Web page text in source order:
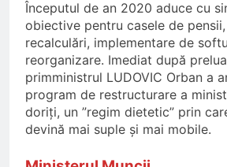
Începutul de an 2020 aduce cu
obiective pentru casele de
recalculări, implementare de
reorganizare. Imediat după
primministrul LUDOVIC Orban a
program de restructurare a
doriți, un ”regim dietetic” prin
devină mai suple și mai mobile.